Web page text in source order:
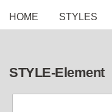
HOME STYLES
STYLE-Element